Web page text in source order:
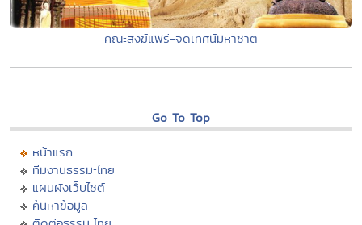
คณะสงฆ์แพร่-จัดเทศน์มหาชาติ
Go To Top
หน้าแรก
ทีมงานธรรมะไทย
แผนผังเว็บไซต์
ค้นหาข้อมูล